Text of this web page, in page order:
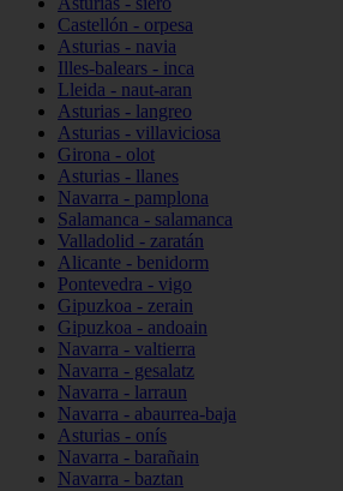
Castellón - orpesa
Asturias - navia
Illes-balears - inca
Lleida - naut-aran
Asturias - langreo
Asturias - villaviciosa
Girona - olot
Asturias - llanes
Navarra - pamplona
Salamanca - salamanca
Valladolid - zaratán
Alicante - benidorm
Pontevedra - vigo
Gipuzkoa - zerain
Gipuzkoa - andoain
Navarra - valtierra
Navarra - gesalatz
Navarra - larraun
Navarra - abaurrea-baja
Asturias - onís
Navarra - barañain
Navarra - baztan